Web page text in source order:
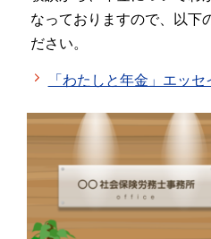
なっておりますので、以下
ださい。
「わたしと年金」エッ